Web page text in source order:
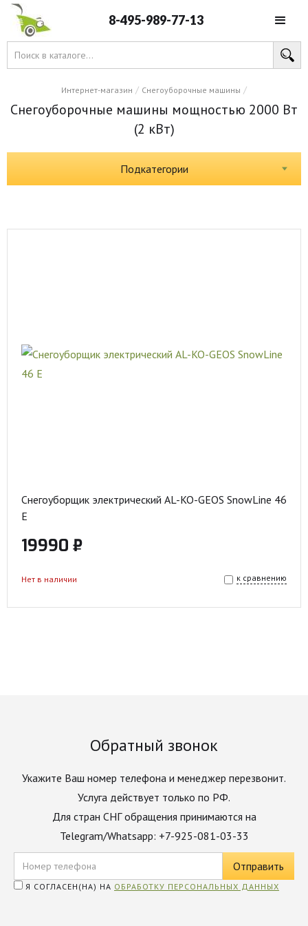
8-495-989-77-13
Интернет-магазин / Снегоуборочные машины /
Снегоуборочные машины мощностью 2000 Вт
(2 кВт)
Подкатегории
Снегоуборщик электрический AL-KO-GEOS SnowLine 46
E
19990 ₽
к сравнению
Нет в наличии
Обратный звонок
Укажите Ваш номер телефона и менеджер перезвонит.
Услуга действует только по РФ.
Для стран СНГ обращения принимаются на
Telegram/Whatsapp: +7-925-081-03-33
Я СОГЛАСЕН(НА) НА ОБРАБОТКУ ПЕРСОНАЛЬНЫХ ДАННЫХ